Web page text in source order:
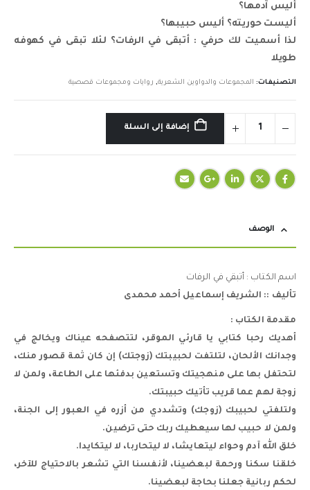
أليس آدمها؟
أليست حوريته؟ أليس حبيبها؟
لذا أسميت لك حرفي : أتبقى في الرفات؟ لئلا تبقى في كهوفه
طويلا
التصنيفات: المجموعات والدواوين الشعرية, روايات ومجموعات قصصية
إضافة إلى السلة
الوصف
اسم الكتاب : أتبقي في الرفات
تأليف :: الشريف إسماعيل أحمد محمدى
مقدمة الكتاب :
أهديك رحبا كتابي يا قارئي الموقر، لتتصفحه عيناك ويخالج في
وجدانك الألحان، لتلتفت لحبيبتك (زوجتك) إن كان ثمة قصور منك،
لتحتفل بها على منهجيتك وتستعين بدفئها على الطاعة، ولمن لا
زوجة لهم عما قريب تأتيك حبيبتك.
ولتلفتي لحبيبك (زوجك) وتشددي من أزره في العبور إلى الجنة،
ولمن لا حبيب لها سيعطيك ربك حتى ترضين.
خلق الله آدم وحواء ليتعايشا، لا ليتحاربا، لا ليتكايدا.
خلقنا سكنا ورحمة لبعضينا، لأنفسنا التي تشعر بالاحتياج للآخر،
لحكم ربانية جعلنا بحاجة لبعضينا.